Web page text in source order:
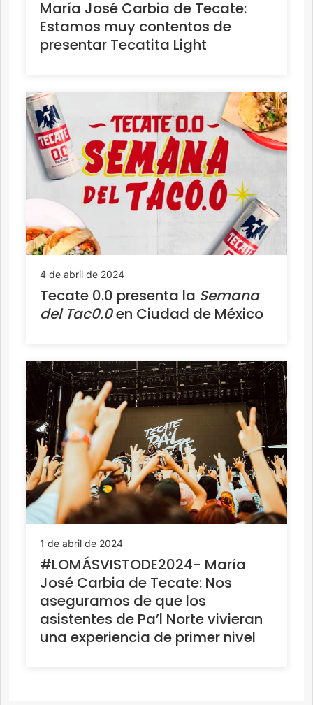
María José Carbia de Tecate:
Estamos muy contentos de
presentar Tecatita Light
4 de abril de 2024
Tecate 0.0 presenta la Semana
del Tac0.0en Ciudad de México
1 de abril de 2024
#LOMÁSVISTODE2024- María
José Carbia de Tecate: Nos
aseguramos de que los
asistentes de Pa’l Norte vivieran
una experiencia de primer nivel